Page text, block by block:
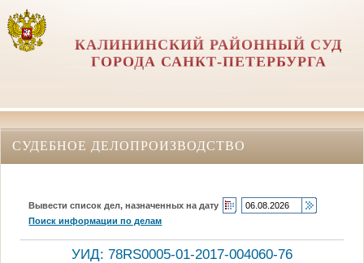
КАЛИНИНСКИЙ РАЙОННЫЙ СУД
ГОРОДА САНКТ-ПЕТЕРБУРГА
СУДЕБНОЕ ДЕЛОПРОИЗВОДСТВО
Вывести список дел, назначенных на дату
Поиск информации по делам
УИД: 78RS0005-01-2017-004060-76